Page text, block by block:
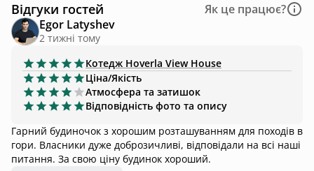
Відгуки гостей
Як це працює?
Egor Latyshev
2 тижні тому
Котедж Hoverla View House
Ціна/Якість
Атмосфера та затишок
Відповідність фото та опису
Гарний будиночок з хорошим розташуванням для походів в
гори. Власники дуже доброзичливі, відповідали на всі наші
питання. За свою ціну будинок хороший.